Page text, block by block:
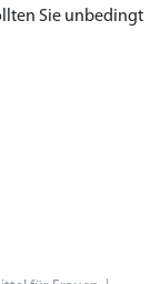
Sie unbedingt